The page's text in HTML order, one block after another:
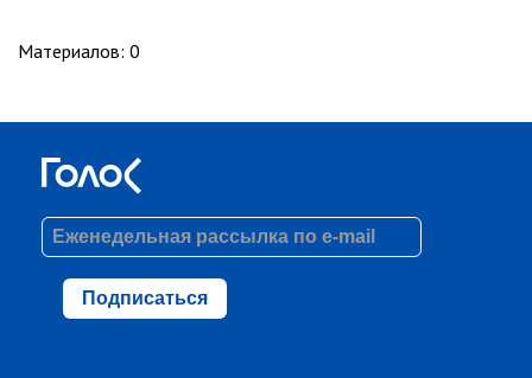
Материалов: 0
Подписаться